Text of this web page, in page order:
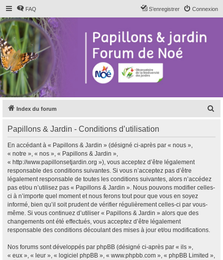
FAQ Connexion
S’enregistrer
Index du forum
Papillons & Jardin - Conditions d’utilisation
En accédant à « Papillons & Jardin » (désigné ci-après par « nous »,
« notre », « nos », « Papillons & Jardin »,
« http://www.papillonsetjardin.org »), vous acceptez d’être légalement
responsable des conditions suivantes. Si vous n’acceptez pas d’être
légalement responsable de toutes les conditions suivantes, alors n’accédez
pas et/ou n’utilisez pas « Papillons & Jardin ». Nous pouvons modifier celles-
ci à n’importe quel moment et nous ferons tout pour que vous en soyez
informé, bien qu’il soit prudent de vérifier régulièrement celles-ci par vous-
même. Si vous continuez d’utiliser « Papillons & Jardin » alors que des
changements ont été effectués, vous acceptez d’être légalement
responsable des conditions découlant des mises à jour et/ou modifications.
Nos forums sont développés par phpBB (désigné ci-après par « ils »,
« eux », « leur », « logiciel phpBB », « www.phpbb.com », « phpBB Limited »,